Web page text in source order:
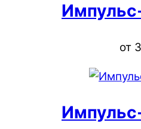
от